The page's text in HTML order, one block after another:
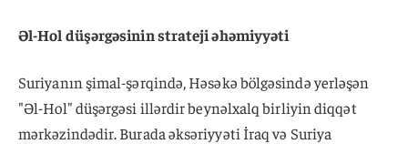
Əl-Hol düşərgəsinin strateji əhəmiyyəti
Suriyanın şimal-şərqində, Həsəkə bölgəsində yerləşən
"Əl-Hol" düşərgəsi illərdir beynəlxalq birliyin diqqət
mərkəzindədir. Burada əksəriyyəti İraq və Suriya